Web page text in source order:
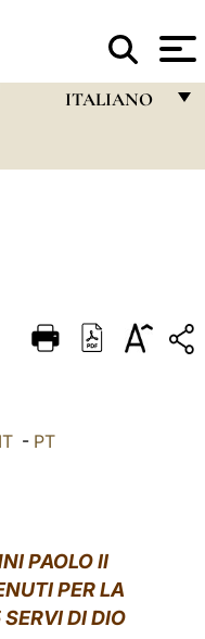
ITALIANO
DEUTSCH
IT- PT
PAOLO II
PER LA
DI DIO